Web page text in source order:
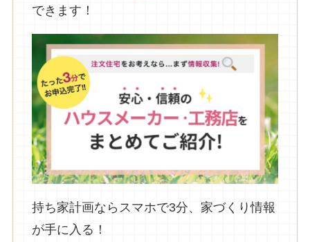
できます！
持ち家計画ならスマホで3分、家づくり情報
が手に入る！